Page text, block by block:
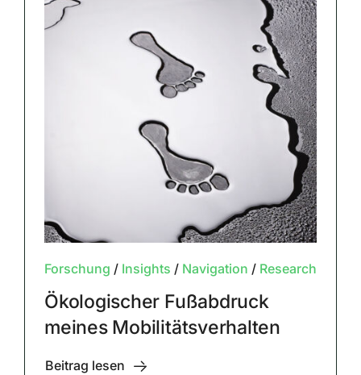
Forschung / Insights / Navigation / Research
Ökologischer Fußabdruck
meines Mobilitätsverhalten
Beitrag lesen